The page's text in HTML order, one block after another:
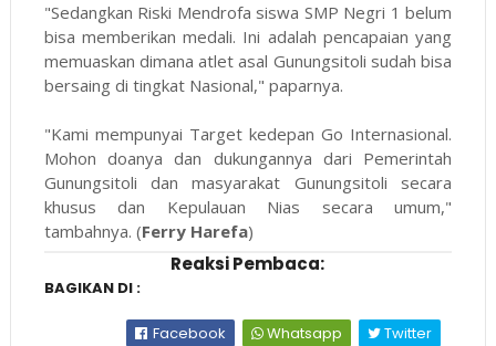
"Sedangkan Riski Mendrofa siswa SMP Negri 1 belum
bisa memberikan medali. Ini adalah pencapaian yang
memuaskan dimana atlet asal Gunungsitoli sudah bisa
bersaing di tingkat Nasional," paparnya.
"Kami mempunyai Target kedepan Go Internasional.
Mohon doanya dan dukungannya dari Pemerintah
Gunungsitoli dan masyarakat Gunungsitoli secara
khusus dan Kepulauan Nias secara umum,"
tambahnya. (Ferry Harefa)
Reaksi Pembaca:
BAGIKAN DI :
Facebook Whatsapp
Twitter